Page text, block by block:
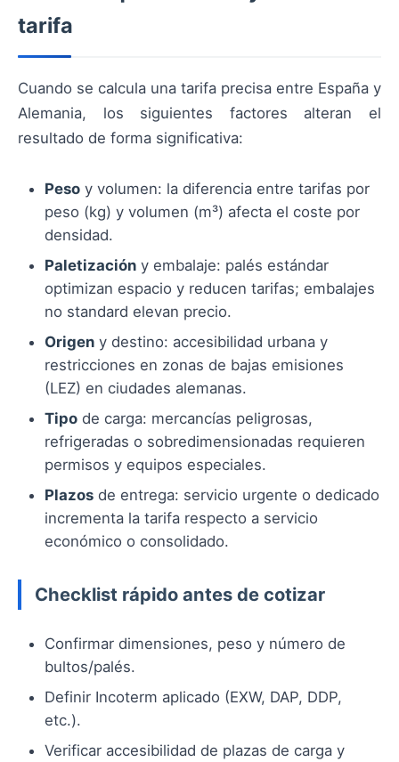
tarifa
Cuando se calcula una tarifa precisa entre España y
Alemania, los siguientes factores alteran el
resultado de forma significativa:
Peso y volumen: la diferencia entre tarifas por
peso (kg) y volumen (m³) afecta el coste por
densidad.
Paletización y embalaje: palés estándar
optimizan espacio y reducen tarifas; embalajes
no standard elevan precio.
Origen y destino: accesibilidad urbana y
restricciones en zonas de bajas emisiones
(LEZ) en ciudades alemanas.
Tipo de carga: mercancías peligrosas,
refrigeradas o sobredimensionadas requieren
permisos y equipos especiales.
Plazos de entrega: servicio urgente o dedicado
incrementa la tarifa respecto a servicio
económico o consolidado.
Checklist rápido antes de cotizar
Confirmar dimensiones, peso y número de
bultos/palés.
Definir Incoterm aplicado (EXW, DAP, DDP,
etc.).
Verificar accesibilidad de plazas de carga y